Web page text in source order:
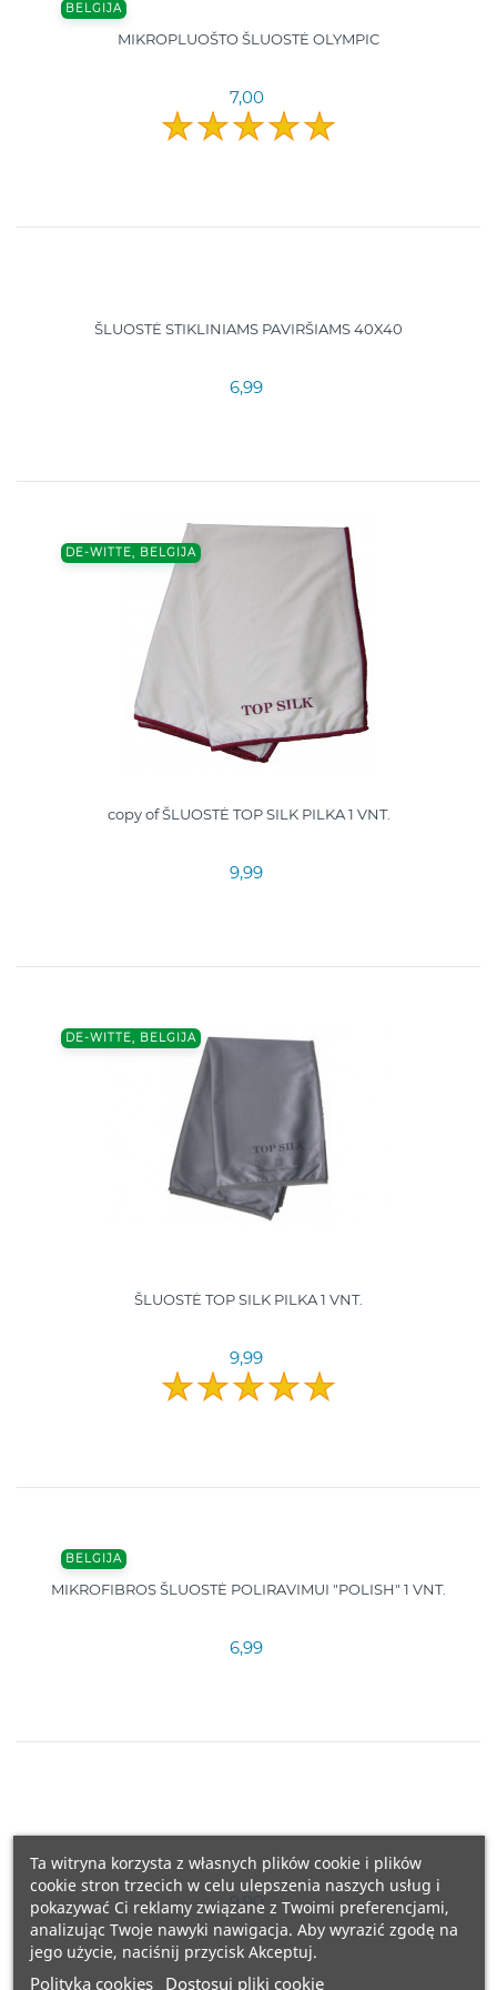
BELGIJA
MIKROPLUOŠTO ŠLUOSTĖ OLYMPIC
7,00
ŠLUOSTĖ STIKLINIAMS PAVIRŠIAMS 40X40
6,99
DE-WITTE, BELGIJA
copy of ŠLUOSTĖ TOP SILK PILKA 1 VNT.
9,99
DE-WITTE, BELGIJA
ŠLUOSTĖ TOP SILK PILKA 1 VNT.
9,99
BELGIJA
MIKROFIBROS ŠLUOSTĖ POLIRAVIMUI "POLISH" 1 VNT.
6,99
9,90
Ta witryna korzysta z własnych plików cookie i plików
cookie stron trzecich w celu ulepszenia naszych usług i
pokazywać Ci reklamy związane z Twoimi preferencjami,
analizując Twoje nawyki nawigacja. Aby wyrazić zgodę na
jego użycie, naciśnij przycisk Akceptuj.
Polityka cookies Dostosuj pliki cookie